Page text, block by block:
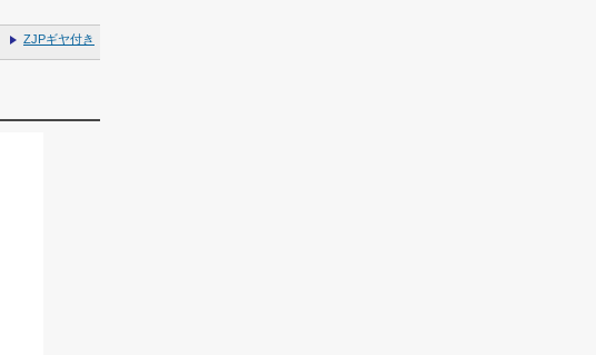
ZJPギヤ付き